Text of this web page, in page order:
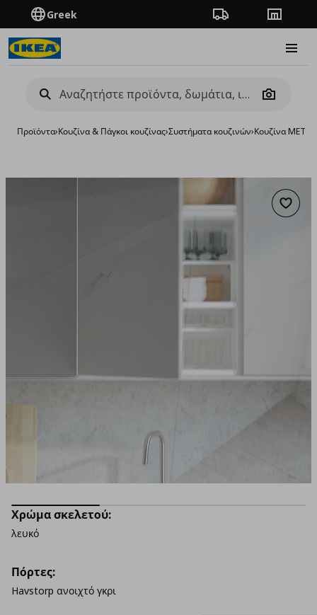
Greek Πορεία παραγγελίας
Camera
Προϊόντα›Κουζίνα & Πάγκοι κουζίνας›Συστήματα κουζινών›Κουζίνα
Χρώμα σκελετού:
λευκό
Πόρτες:
Havstorp ανοιχτό γκρι